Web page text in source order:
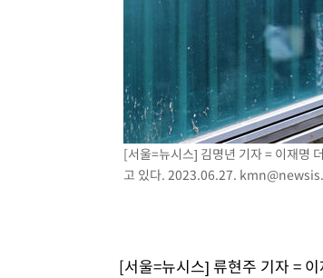
[서울=뉴시스] 김명년 기자 = 이재명
고 있다. 2023.06.27.
[서울=뉴시스] 류현주 기자 =